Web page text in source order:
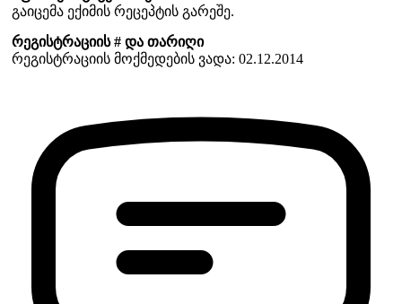
გაიცემა ექიმის რეცეპტის გარეშე.
რეგისტრაციის # და თარიღი
რეგისტრაციის მოქმედების ვადა: 02.12.2014